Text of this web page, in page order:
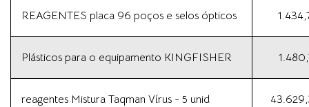
REAGENTES placa 96 poços e selos ópticos
Plásticos para o equipamento KINGFISHER
reagentes Mistura Taqman Vírus - 5 unid